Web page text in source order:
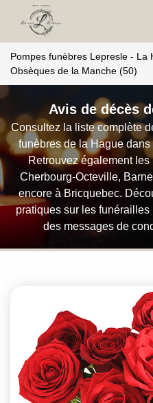
Pompes funèbres Lepresle - La
Obsèques de la Manche (50)
Avis de décès
Consultez la liste complète
funèbres de la Hague
Retrouvez également
Cherbourg-Octeville,
encore à Bricquebec.
pratiques sur les
des messages de